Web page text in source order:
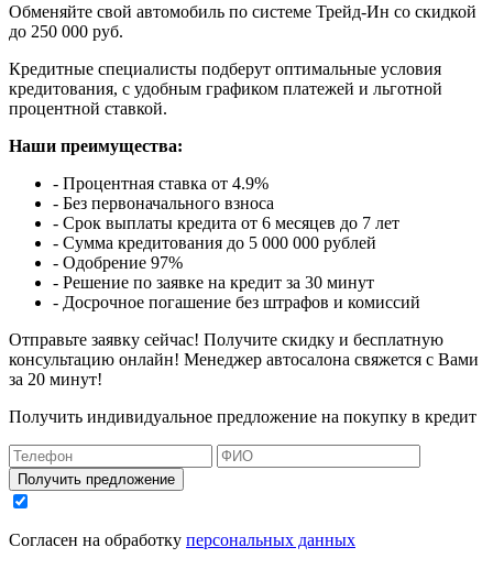
Обменяйте свой автомобиль по системе Трейд-Ин со скидкой
до 250 000 руб.
Кредитные специалисты подберут оптимальные условия
кредитования, с удобным графиком платежей и льготной
процентной ставкой.
Наши преимущества:
- Процентная ставка от 4.9%
- Без первоначального взноса
- Срок выплаты кредита от 6 месяцев до 7 лет
- Сумма кредитования до 5 000 000 рублей
- Одобрение 97%
- Решение по заявке на кредит за 30 минут
- Досрочное погашение без штрафов и комиссий
Отправьте заявку сейчас! Получите скидку и бесплатную
консультацию онлайн! Менеджер автосалона свяжется с Вами
за 20 минут!
Получить индивидуальное предложение на покупку в кредит
Получить предложение
Согласен на обработку персональных данных